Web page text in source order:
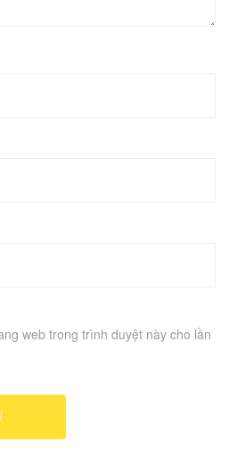
web trong trình duyệt này cho lần